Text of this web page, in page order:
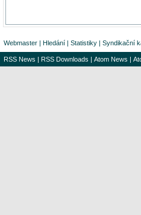
Webmaster | Hledání | Statistiky | Syndikační
RSS News | RSS Downloads | Atom News |